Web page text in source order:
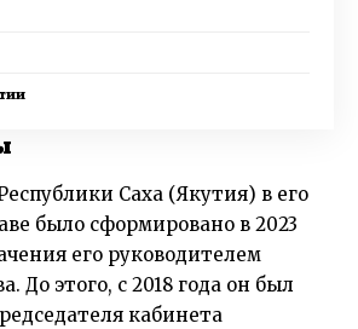
Саха (Якутия) в его
было сформировано в 2023
его руководителем
До этого, с 2018 года он был
кабинета